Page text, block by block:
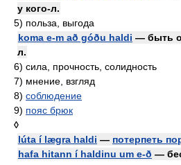
у кого-л.
5) польза, выгода
koma e-m að góðu haldi — быть
л.
6) сила, прочность, солидность
7) мнение, взгляд
8) соблюдение
9) пояс брюк
◊
lúta í lægra haldi — потерпеть
hafa hitann í haldinu um e-ð —